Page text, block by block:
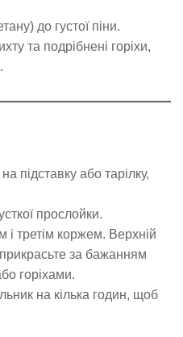
до густої піни.
та подрібнені горіхи,
підставку або тарілку,
прослойки.
і третім коржем. Верхній
за бажанням
горіхами.
на кілька годин, щоб